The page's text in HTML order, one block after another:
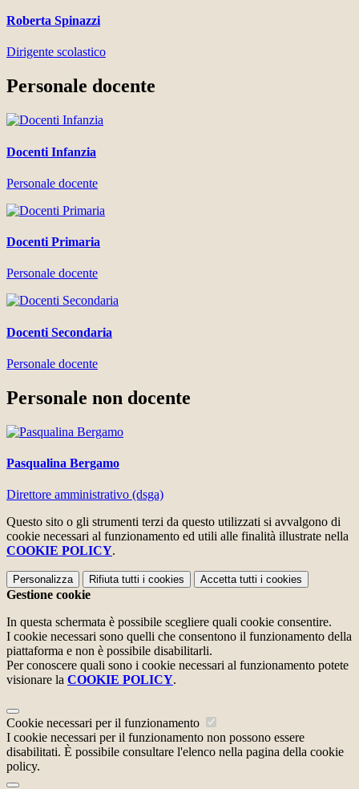
Roberta Spinazzi
Dirigente scolastico
Personale docente
Docenti Infanzia
Personale docente
Docenti Primaria
Personale docente
Docenti Secondaria
Personale docente
Personale non docente
Pasqualina Bergamo
Direttore amministrativo (dsga)
Questo sito o gli strumenti terzi da questo utilizzati si avvalgono di
cookie necessari al funzionamento ed utili alle finalità illustrate nella
COOKIE POLICY.
Personalizza Rifiuta tutti i cookies Accetta tutti i cookies
Gestione cookie
In questa schermata è possibile scegliere quali cookie consentire.
I cookie necessari sono quelli che consentono il funzionamento della
piattaforma e non è possibile disabilitarli.
Per conoscere quali sono i cookie necessari al funzionamento potete
visionare la COOKIE POLICY.
Cookie necessari per il funzionamento
I cookie necessari per il funzionamento non possono essere
disabilitati. È possibile consultare l'elenco nella pagina della cookie
policy.